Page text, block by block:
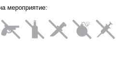
мероприятие: